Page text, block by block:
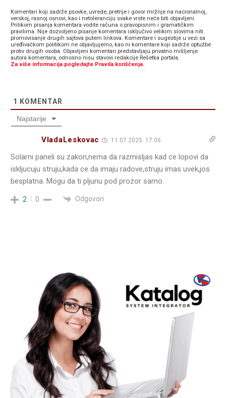
Komentari koji sadrže psovke, uvrede, pretnje i govor mržnje na nacionalnoj,
verskoj, rasnoj osnovi, kao i netoleranciju svake vrste neće biti objavljeni.
Prilikom pisanja komentara vodite računa o pravopisnim i gramatičkim
pravilima. Nije dozvoljeno pisanje komentara isključivo velikim slovima niti
promovisanje drugih sajtova putem linkova. Komentare i sugestije u vezi sa
uređivačkom politikom ne objavljujemo, kao ni komentare koji sadrže optužbe
protiv drugih osoba. Objavljeni komentari predstavljaju privatno mišljenje
autora komentara, odnosno nisu stavovi redakcije Rešetka portala.
Za više informacija pogledajte Pravila korišćenja.
1 KOMENTAR
Najstarije
VladaLeskovac 11.07.2025. 17:06
Solarni paneli su zakon,nema da razmisljas kad ce lopovi da
iskljucuju struju,kada ce da imaju radove,struju imas uvek,jos
besplatna. Mogu da ti pljunu pod prozor samo.
2 0 Odgovori